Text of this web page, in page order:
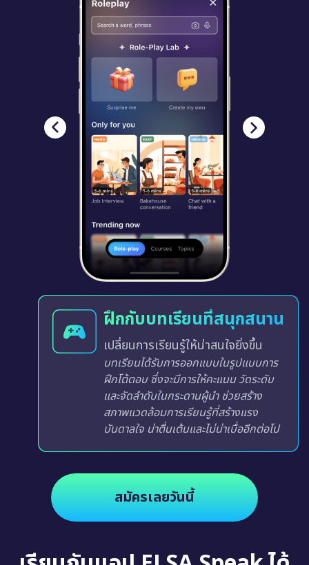
ฝึกกับบทเรียนที่สนุกสนาน
เปลี่ยนการเรียนรู้ให้น่าสนใจยิ่งขึ้น
บทเรียนได้รับการออกแบบในรูปแบบการ
ฝึกโต้ตอบ ซึ่งจะมีการให้คะแนน วัดระดับ
และจัดลำดับในกระดานผู้นำ ช่วยสร้าง
สภาพแวดล้อมการเรียนรู้ที่สร้างแรง
บันดาลใจ น่าตื่นเต้นและไม่น่าเบื่ออีกต่อไป
สมัครเลยวันนี้